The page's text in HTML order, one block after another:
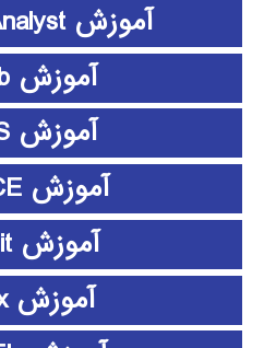
آموزش Frontier Analyst
آموزش github
آموزش HFSS
آموزش HSPICE
آموزش L-Edit
آموزش Latex